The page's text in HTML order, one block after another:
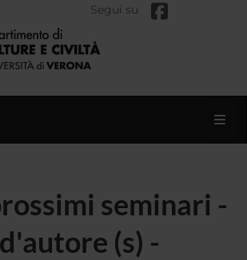
Segui su
seminari -
(s) -